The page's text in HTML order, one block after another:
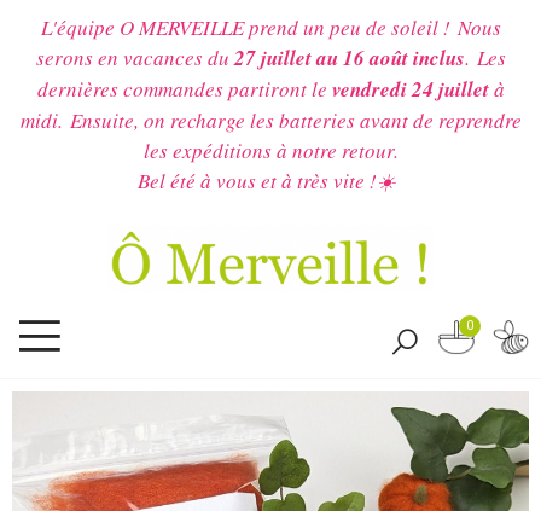
L'équipe O MERVEILLE prend un peu de soleil ! Nous
serons en vacances du27 juillet au 16 août inclus. Les
dernières commandes partiront le vendredi 24 juilletà
midi. Ensuite, on recharge les batteries avant de reprendre
les expéditions à notre retour.
Bel été à vous et à très vite !☀️
0